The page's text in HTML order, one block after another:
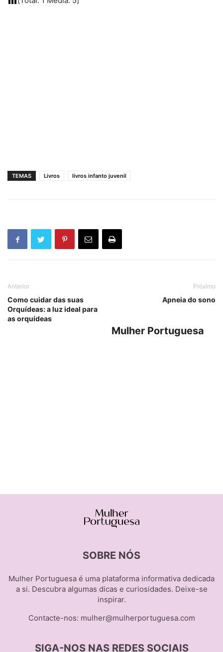
TEMAS Livros livros infanto juvenil
Anterior
Como cuidar das suas
Orquídeas: a luz ideal para
as orquídeas
Próximo
Apneia do sono
Mulher Portuguesa
SOBRE NÓS
Mulher Portuguesa é uma plataforma informativa dedicada
a si. Descubra algumas dicas e curiosidades. Deixe-se
inspirar.
Contacte-nos: mulher@mulherportuguesa.com
SIGA-NOS NAS REDES SOCIAIS